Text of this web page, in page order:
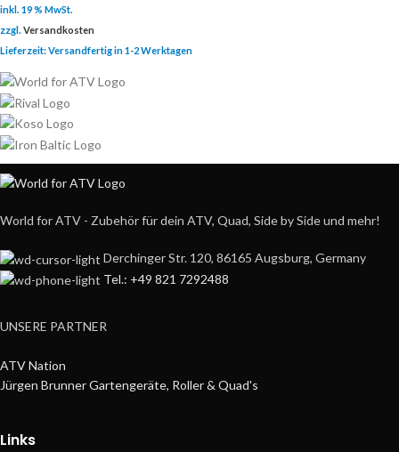
inkl. 19 % MwSt.
zzgl. Versandkosten
Lieferzeit:Versandfertig in 1-2 Werktagen
World for ATV - Zubehör für dein ATV, Quad, Side by Side und mehr!
Derchinger Str. 120, 86165 Augsburg, Germany
Tel.: +49 821 7292488
UNSERE PARTNER
ATV Nation
Jürgen Brunner Gartengeräte, Roller & Quad's
Links